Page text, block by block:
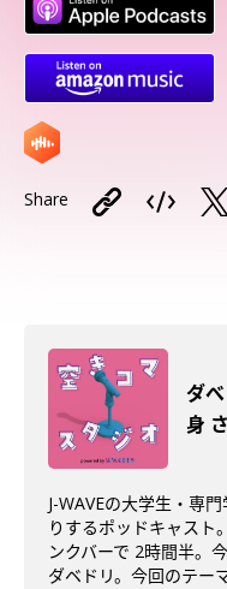
Share
ダ
身
J-WAVEの大学生・専
りするポッドキャスト
ンクバーで 2時間半。
ダベドリ。今回のテー